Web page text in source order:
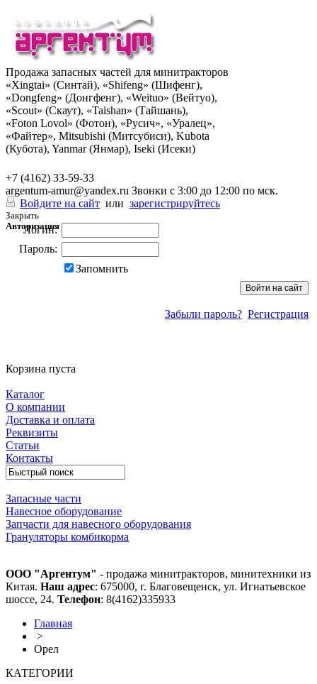
Продажа запасных частей для минитракторов
«Xingtai» (Синтай), «Shifeng» (Шифенг),
«Dongfeng» (Донгфенг), «Weituo» (Вейтуо),
«Scout» (Скаут), «Taishan» (Тайшань),
«Foton Lovol» (Фотон), «Русич», «Уралец»,
«Файтер», Mitsubishi (Митсубиси), Kubota
(Кубота), Yanmar (Янмар), Iseki (Исеки)
+7 (4162) 33-59-33
argentum-amur@yandex.ru Звонки с 3:00 до 12:00 по мск.
Войдите на сайт или зарегистрируйтесь
Закрыть
Авторизация
Логин:
Пароль:
Запомнить
Забыли пароль? Регистрация
Корзина пуста
Каталог
О компании
Доставка и оплата
Реквизиты
Статьи
Контакты
Запасные части
Навесное оборудование
Запчасти для навесного оборудования
Грануляторы комбикорма
ООО "Аргентум" - продажа минитракторов, минитехники из
Китая. Наш адрес: 675000, г. Благовещенск, ул. Игнатьевское
шоссе, 24. Телефон: 8(4162)335933
Главная
>
Орел
КАТЕГОРИИ